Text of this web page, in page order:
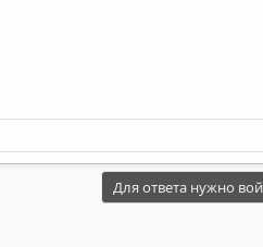
Для ответа нужно